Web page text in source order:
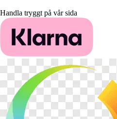
Handla tryggt på vår sida